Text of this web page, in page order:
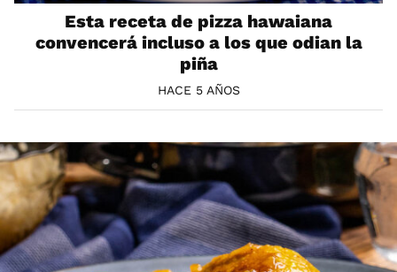
Esta receta de pizza hawaiana
convencerá incluso a los que odian la
piña
HACE 5 AÑOS